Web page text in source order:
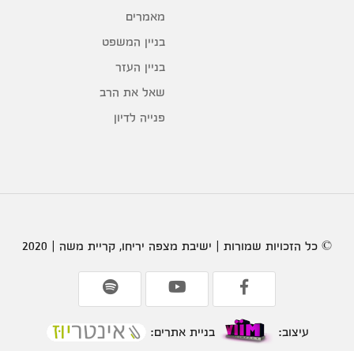
מאמרים
בניין המשפט
בניין העזר
שאל את הרב
פנייה לדיון
© כל הזכויות שמורות | ישיבת מצפה יריחו, קריית משה | 2020
עיצוב:
בניית אתרים: